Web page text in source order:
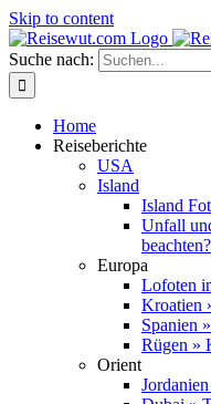
Skip to content
Suche nach:
Home
Reiseberichte
USA
Island
Island
Unfall
beachten?
Europa
Lofoten
Kroatien
Spanien
Rügen »
Orient